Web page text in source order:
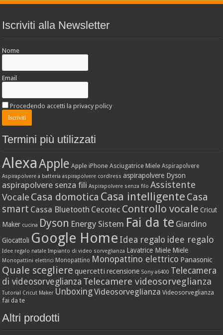
Iscriviti alla Newsletter
Nome
Email
Procedendo accetti la privacy policy
Termini più utilizzati
AlexaApple Apple iPhone Asciugatrice Miele Aspirapolvere
Aspirapolvere a batteria aspirapolvere cordlress aspirapolvere Dyson
aspirapolvere senza fili Aspirapolvere senza filo Assistente
Vocale Casa domotica Casa intelligente Casa
smart Cassa Bluetooth Cecotec Controllo vocale Cricut
Maker cucina Dyson Energy Sistem Fai da te Giardino
Giocattoli Google Home Idea regalo idee regalo
Idee regalo natale Impianto di video sorveglianza Lavatrice Miele Miele
Monopattini elettrici Monopattino Monopattino elettrico Panasonic
Quale scegliere quercetti recensione Sony a6400 Telecamera
di videosorveglianza Telecamere videosorveglianza
Tutorial Cricut Maker UnboxingVideosorveglianza Videosorveglianza
fai da te
Altri prodotti